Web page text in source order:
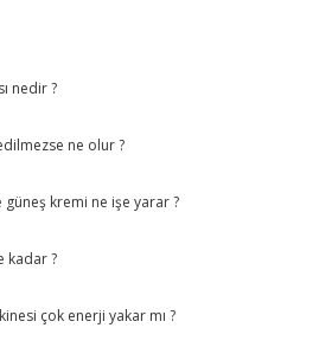
nedir ?
ne olur ?
güneş kremi ne işe yarar ?
kadar ?
çok enerji yakar mı ?